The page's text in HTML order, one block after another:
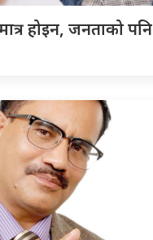
होइन, जनताको पनि